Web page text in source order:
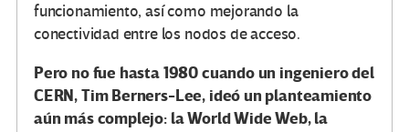
funcionamiento, así como mejorando la
conectividad entre los nodos de acceso.
Pero no fue hasta 1980 cuando un ingeniero del
CERN, Tim Berners-Lee, ideó un planteamiento
aún más complejo: la World Wide Web, la